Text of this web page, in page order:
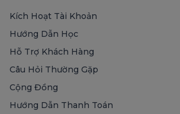
Kích Hoạt Tài Khoản
Hướng Dẫn Học
Hỗ Trợ Khách Hàng
Câu Hỏi Thường Gặp
Cộng Đồng
Hướng Dẫn Thanh Toán